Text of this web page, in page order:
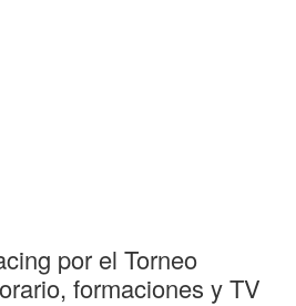
por el Torneo
formaciones y TV